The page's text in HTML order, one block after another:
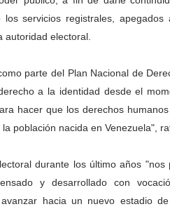
servicios registrales,
autoridad electoral.
parte del Plan Nacional de
a la identidad desde el
hacer que los derechos
población nacida en Venezuela",
durante los último años "nos
y desarrollado con
hacia un nuevo estadio